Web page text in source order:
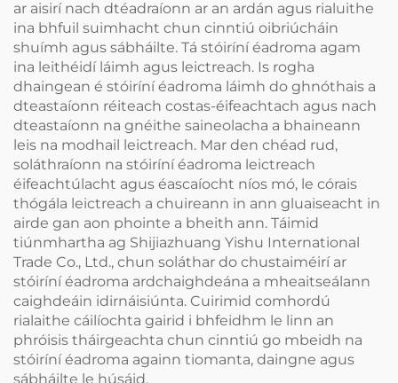
ar aisirí nach dtéadraíonn ar an ardán agus rialuithe
ina bhfuil suimhacht chun cinntiú oibriúcháin
shuímh agus sábháilte. Tá stóiríní éadroma agam
ina leithéidí láimh agus leictreach. Is rogha
dhaingean é stóiríní éadroma láimh do ghnóthais a
dteastaíonn réiteach costas-éifeachtach agus nach
dteastaíonn na gnéithe saineolacha a bhaineann
leis na modhail leictreach. Mar den chéad rud,
soláthraíonn na stóiríní éadroma leictreach
éifeachtúlacht agus éascaíocht níos mó, le córais
thógála leictreach a chuireann in ann gluaiseacht in
airde gan aon phointe a bheith ann. Táimid
tiúnmhartha ag Shijiazhuang Yishu International
Trade Co., Ltd., chun soláthar do chustaiméirí ar
stóiríní éadroma ardchaighdeána a mheaitseálann
caighdeáin idirnáisiúnta. Cuirimid comhordú
rialaithe cáilíochta gairid i bhfeidhm le linn an
phróisis tháirgeachta chun cinntiú go mbeidh na
stóiríní éadroma againn tiomanta, daingne agus
sábháilte le húsáid.